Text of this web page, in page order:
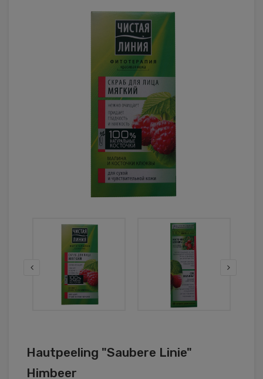
Hautpeeling "Saubere Linie"
Himbeer